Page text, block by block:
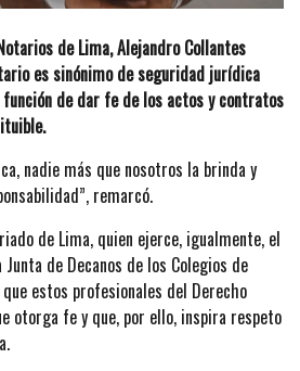
de Lima, Alejandro Collantes
es sinónimo de seguridad jurídica
de dar fe de los actos y contratos
nadie más que nosotros la brinda y
remarcó.
de Lima, quien ejerce, igualmente, el
de Decanos de los Colegios de
estos profesionales del Derecho
otorga fe y que, por ello, inspira respeto